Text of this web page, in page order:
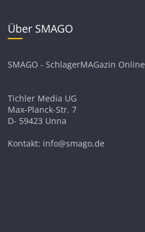
Über SMAGO
SMAGO - SchlagerMAGazin Online
Tichler Media UG
Max-Planck-Str. 7
D- 59423 Unna
Kontakt: info@smago.de